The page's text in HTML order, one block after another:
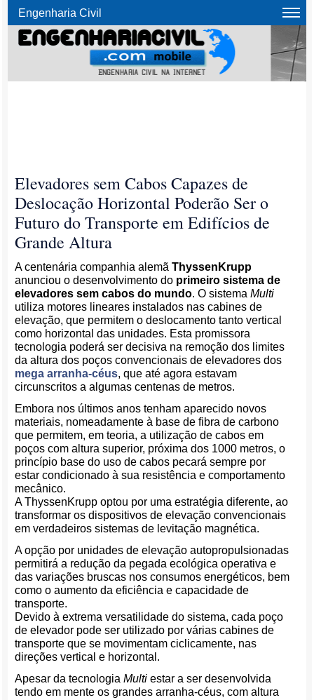
Engenharia Civil
Elevadores sem Cabos Capazes de
Deslocação Horizontal Poderão Ser o
Futuro do Transporte em Edifícios de
Grande Altura
A centenária companhia alemãThyssenKrupp
anunciou o desenvolvimento do primeiro sistema de
elevadores sem cabos do mundo. O sistemaMulti
utiliza motores lineares instalados nas cabines de
elevação, que permitem o deslocamento tanto vertical
como horizontal das unidades. Esta promissora
tecnologia poderá ser decisiva na remoção dos limites
da altura dos poços convencionais de elevadores dos
mega arranha-céus, que até agora estavam
circunscritos a algumas centenas de metros.
Embora nos últimos anos tenham aparecido novos
materiais, nomeadamente à base de fibra de carbono
que permitem, em teoria, a utilização de cabos em
poços com altura superior, próxima dos 1000 metros, o
princípio base do uso de cabos pecará sempre por
estar condicionado à sua resistência e comportamento
mecânico.
A ThyssenKrupp optou por uma estratégia diferente, ao
transformar os dispositivos de elevação convencionais
em verdadeiros sistemas de levitação magnética.
A opção por unidades de elevação autopropulsionadas
permitirá a redução da pegada ecológica operativa e
das variações bruscas nos consumos energéticos, bem
como o aumento da eficiência e capacidade de
transporte.
Devido à extrema versatilidade do sistema, cada poço
de elevador pode ser utilizado por várias cabines de
transporte que se movimentam ciclicamente, nas
direções vertical e horizontal.
Apesar da tecnologiaMulti estar a ser desenvolvida
tendo em mente os grandes arranha-céus, com altura